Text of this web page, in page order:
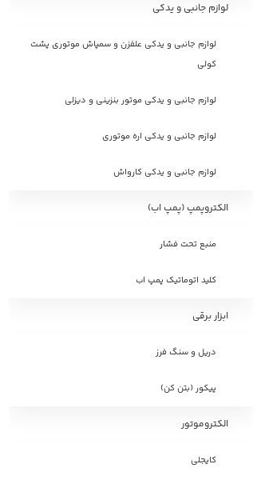
لوازم جانبی و یدکی
لوازم جانبی و یدکی علفزن و سمپاش موتوری پشت
کولی
لوازم جانبی و یدکی موتور بنزینی و دیزلی
لوازم جانبی و یدکی اره موتوری
لوازم جانبی و یدکی کارواش
الکتروپمپ (پمپ اب)
منبع تحت فشار
کلید اتوماتیک پمپ اب
ابزار برقی
دریل و سنگ فرز
پیکور (بتن کن)
الکتروموتور
کایجلی